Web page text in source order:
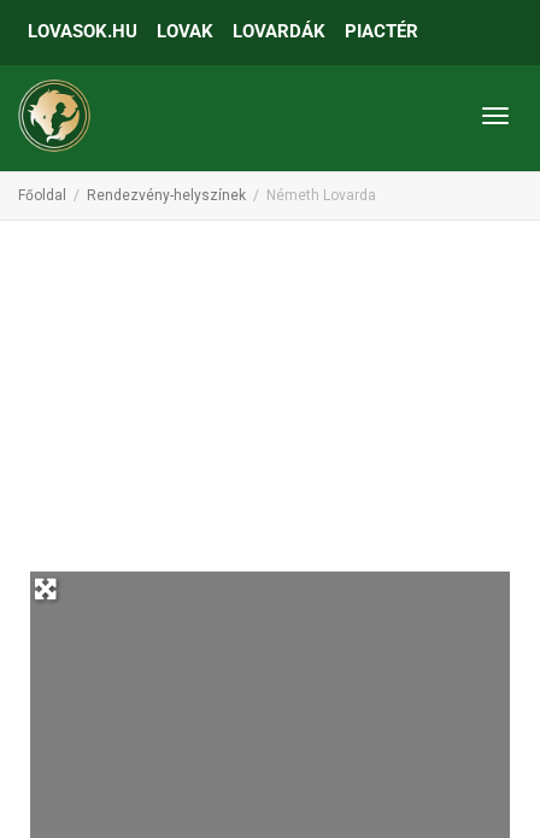
LOVASOK.HU LOVAK LOVARDÁK PIACTÉR
Főoldal Rendezvény-helyszínek Németh Lovarda